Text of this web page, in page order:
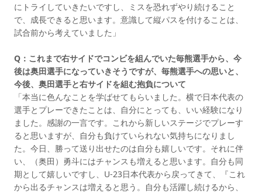
にトライしていきたいですし、ミスを恐れずやり続けること
で、成長できると思います。意識して縦パスを付けることは、
試合前から考えていました」
Q：これまで右サイドでコンビを組んでいた毎熊選手から、今
後は奥田選手になっていきそうですが、毎熊選手への思いと、
今後、奥田選手と右サイドを組む抱負について
「本当に色んなことを学ばせてもらいました。横で日本代表の
選手とプレーできたことは、自分にとっても、いい経験になり
ました。感謝の一言です。これから新しいステージでプレーす
ると思いますが、自分も負けていられない気持ちになりまし
た。今日、勝って送り出せたのは自分も嬉しいです。それに伴
い、（奥田）勇斗にはチャンスも増えると思います。自分も同
期として嬉しいですし、U-23日本代表から戻ってきて、『これ
から出るチャンスは増えると思う。自分も活躍し続けるから、